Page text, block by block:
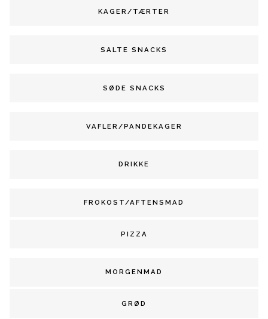
KAGER/TÆRTER
SALTE SNACKS
SØDE SNACKS
VAFLER/PANDEKAGER
DRIKKE
FROKOST/AFTENSMAD
PIZZA
MORGENMAD
GRØD